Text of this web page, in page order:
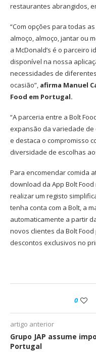
restaurantes abrangidos,
“Com opções para todas
almoço, almoço, jantar ou
a McDonald’s é o parceiro
disponível na nossa
necessidades de
ocasião”, afirma Manuel
Food em Portugal.
“A parceria entre a Bolt
expansão da variedade
e destaca o compromisso
diversidade de escolhas
Para encomendar comida
download da App Bolt
realizar um registo
tenha conta com a Bolt, a
automaticamente a partir
novos clientes da Bolt
descontos exclusivos no
0
artigo anterior
Grupo JAP assume
Portugal